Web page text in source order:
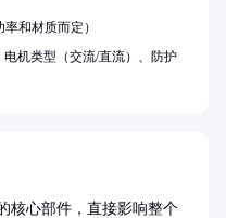
核心部件，直接影响整个
和材质而定）
机类型（交流/直流）、防护